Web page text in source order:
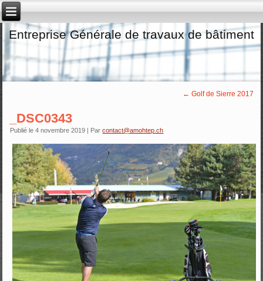
Entreprise Générale de travaux de bâtiment
← Golf de Sierre 2017
_DSC0343
Publié le 4 novembre 2019 | Par contact@amohtep.ch